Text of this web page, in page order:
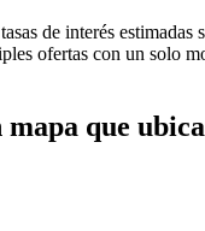
de interés
ofertas con un solo
que